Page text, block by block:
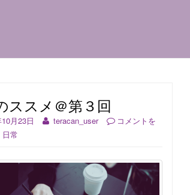
ススメ＠第３回
月23日 teracan_user
コメントを
日常